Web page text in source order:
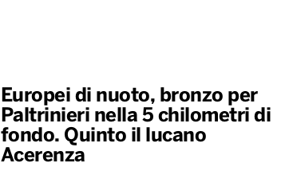
Europei di nuoto, bronzo per
Paltrinieri nella 5 chilometri di
fondo. Quinto il lucano
Acerenza